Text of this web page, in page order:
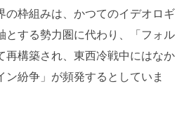
の枠組みは、かつてのイデオロギ
とする勢力圏に代わり、「フォル
再構築され、東西冷戦中にはなか
ン紛争」が頻発するとしていま